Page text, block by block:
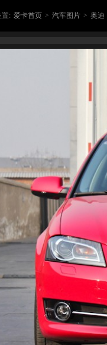
置: 爱卡首页 > 汽车图片 > 奥迪